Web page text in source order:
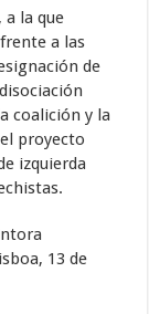
a la que
a las
de
coalición y la
proyecto
izquierda
13 de